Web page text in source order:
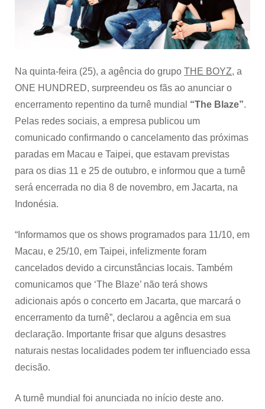
internautas
suspeitam
os
motivos
Na quinta-feira (25), a agência do grupo THE BOYZ, a
ONE HUNDRED, surpreendeu os fãs ao anunciar o
encerramento repentino da turnê mundial “The Blaze”.
Pelas redes sociais, a empresa publicou um
comunicado confirmando o cancelamento das próximas
paradas em Macau e Taipei, que estavam previstas
para os dias 11 e 25 de outubro, e informou que a turnê
será encerrada no dia 8 de novembro, em Jacarta, na
Indonésia.
“Informamos que os shows programados para 11/10, em
Macau, e 25/10, em Taipei, infelizmente foram
cancelados devido a circunstâncias locais. Também
comunicamos que ‘The Blaze’ não terá shows
adicionais após o concerto em Jacarta, que marcará o
encerramento da turnê”, declarou a agência em sua
declaração. Importante frisar que alguns desastres
naturais nestas localidades podem ter influenciado essa
decisão.
A turnê mundial foi anunciada no início deste ano.